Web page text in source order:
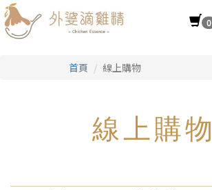
0
首頁 線上購物
線上購物